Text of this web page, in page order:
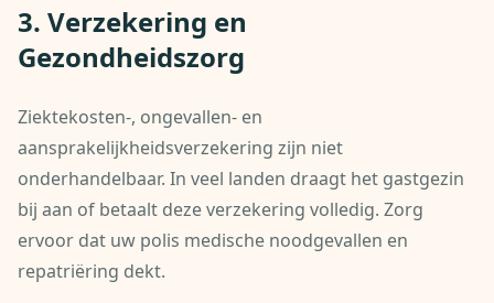
3. Verzekering en
Gezondheidszorg
Ziektekosten-, ongevallen- en
aansprakelijkheidsverzekering zijn niet
onderhandelbaar. In veel landen draagt het gastgezin
bij aan of betaalt deze verzekering volledig. Zorg
ervoor dat uw polis medische noodgevallen en
repatriëring dekt.